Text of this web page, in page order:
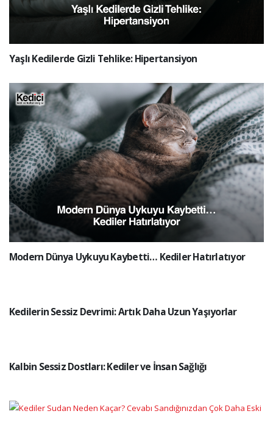
Yaşlı Kedilerde Gizli Tehlike: Hipertansiyon
Modern Dünya Uykuyu Kaybetti… Kediler Hatırlatıyor
Kedilerin Sessiz Devrimi: Artık Daha Uzun Yaşıyorlar
Kalbin Sessiz Dostları: Kediler ve İnsan Sağlığı